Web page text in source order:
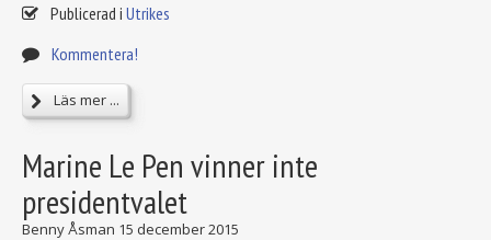
Publicerad i Utrikes
Kommentera!
Läs mer ...
Marine Le Pen vinner inte
presidentvalet
Benny Åsman 15 december 2015